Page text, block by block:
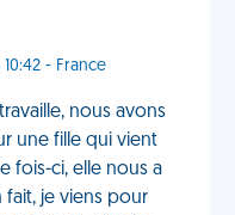
- France
nous avons
une fille qui vient
fois-ci, elle nous a
fait, je viens pour